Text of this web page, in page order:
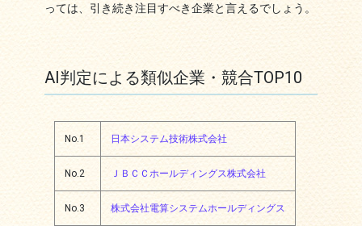
っては、引き続き注目すべき企業と言えるでしょう。
AI判定による類似企業・競合TOP10
No.1 日本システム技術株式会社
No.2 ＪＢＣＣホールディングス株式会社
No.3 株式会社電算システムホールディングス